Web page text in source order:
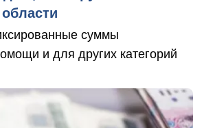
суммы
и для других категорий